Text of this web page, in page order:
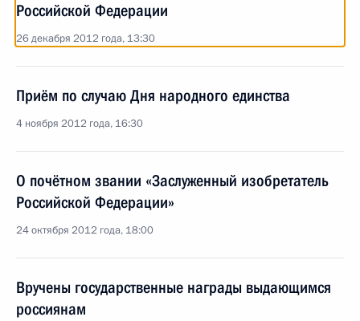
Российской Федерации
26 декабря 2012 года, 13:30
Приём по случаю Дня народного единства
4 ноября 2012 года, 16:30
О почётном звании «Заслуженный изобретатель
Российской Федерации»
24 октября 2012 года, 18:00
Вручены государственные награды выдающимся
россиянам